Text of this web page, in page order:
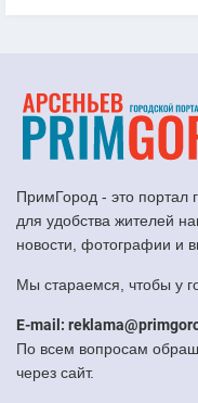
ПримГород - это портал
для удобства жителей
новости, фотографии и
Мы стараемся, чтобы у
E-mail:
По всем вопросам
через сайт.